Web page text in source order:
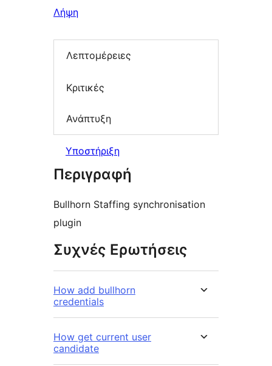
Λήψη
Λεπτομέρειες
Κριτικές
Ανάπτυξη
Υποστήριξη
Περιγραφή
Bullhorn Staffing synchronisation
plugin
Συχνές Ερωτήσεις
How add bullhorn
credentials
How get current user
candidate